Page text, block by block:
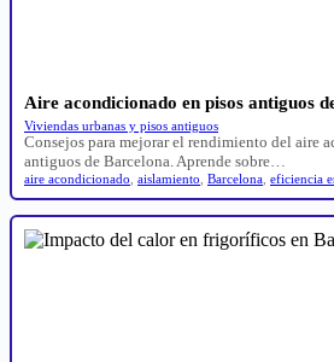
Aire acondicionado en pisos antiguos
Viviendas urbanas y pisos antiguos
Consejos para mejorar el rendimiento del aire
antiguos de Barcelona. Aprende sobre…
aire acondicionado aislamiento Barcelona eficiencia